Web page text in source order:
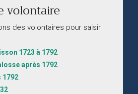
volontaire
des volontaires pour saisir
1723 à 1792
après 1792
1792